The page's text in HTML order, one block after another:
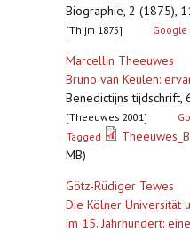
Biographie, 2 (1875),
[Thijm 1875] Google
Marcellin Theeuwes
Bruno van Keulen:
Benedictijns
[Theeuwes 2001]
Tagged
MB)
Götz-Rüdiger Tewes
Die Kölner Universität
im 15. Jahrhundert: